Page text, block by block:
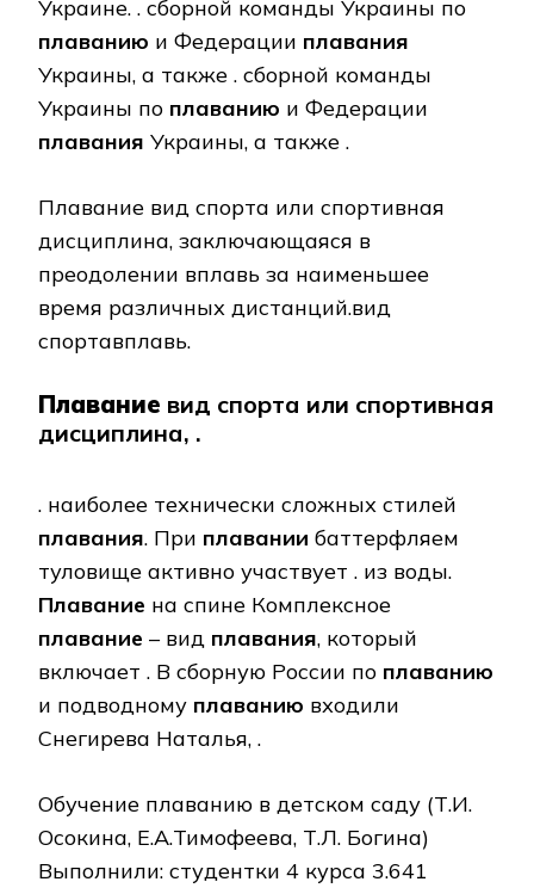
Украине. . сборной команды Украины по
плаванию и Федерации плавания
Украины, а также . сборной команды
Украины по плаванию и Федерации
плавания Украины, а также .
Плавание вид спорта или спортивная
дисциплина, заключающаяся в
преодолении вплавь за наименьшее
время различных дистанций.вид
спортавплавь.
Плавание вид спорта или спортивная
дисциплина, .
. наиболее технически сложных стилей
плавания. При плавании баттерфляем
туловище активно участвует . из воды.
Плавание на спине Комплексное
плавание – вид плавания, который
включает . В сборную России по плаванию
и подводному плаванию входили
Снегирева Наталья, .
Обучение плаванию в детском саду (Т.И.
Осокина, Е.А.Тимофеева, Т.Л. Богина)
Выполнили: студентки 4 курса 3.641